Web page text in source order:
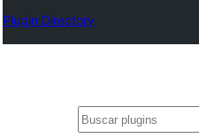
Plugin Directory
Buscar